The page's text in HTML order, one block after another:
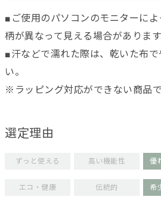
■ご使用のパソコンのモニターに
柄が異なって見える場合がありま
■汗などで濡れた際は、乾いた布
い。
※ラッピング対応ができない商品で
選定理由
ずっと使える 高い機能性 優
エコ・健康 伝統的 希